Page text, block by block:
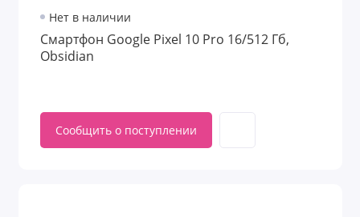
Нет в наличии
Смартфон Google Pixel 10 Pro 16/512 Гб,
Obsidian
Сообщить о поступлении